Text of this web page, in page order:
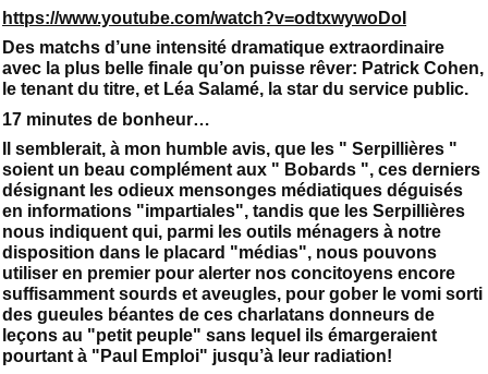
https://www.youtube.com/watch?v=odtxwywoDoI
Des matchs d’une intensité dramatique extraordinaire
avec la plus belle finale qu’on puisse rêver: Patrick Cohen,
le tenant du titre, et Léa Salamé, la star du service public.
17 minutes de bonheur…
Il semblerait, à mon humble avis, que les " Serpillières "
soient un beau complément aux " Bobards ", ces derniers
désignant les odieux mensonges médiatiques déguisés
en informations "impartiales", tandis que les Serpillières
nous indiquent qui, parmi les outils ménagers à notre
disposition dans le placard "médias", nous pouvons
utiliser en premier pour alerter nos concitoyens encore
suffisamment sourds et aveugles, pour gober le vomi sorti
des gueules béantes de ces charlatans donneurs de
leçons au "petit peuple" sans lequel ils émargeraient
pourtant à "Paul Emploi" jusqu’à leur radiation!